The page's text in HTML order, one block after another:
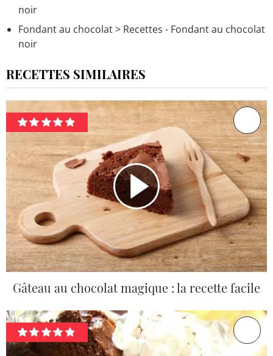
noir
Fondant au chocolat> Recettes - Fondant au chocolat
noir
RECETTES SIMILAIRES
Gâteau au chocolat magique : la recette facile